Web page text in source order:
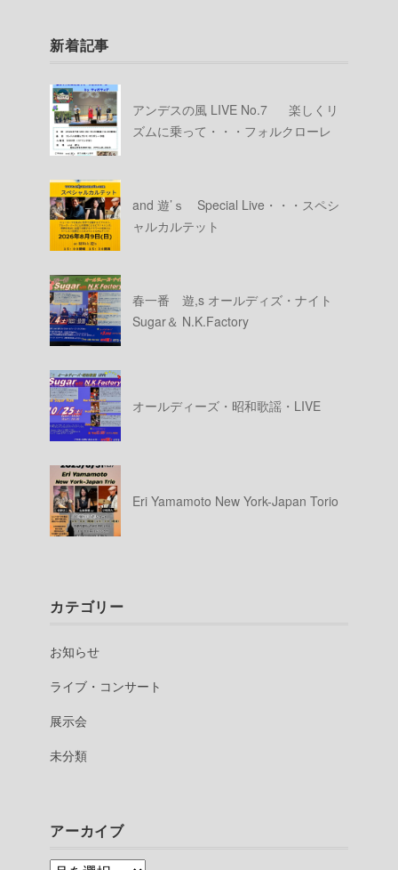
新着記事
アンデスの風 LIVE No.7 楽しくリ
ズムに乗って・・・フォルクローレ
and 遊’ｓ Special Live・・・スペシ
ャルカルテット
春一番 遊,s オールディズ・ナイト
Sugar＆ N.K.Factory
オールディーズ・昭和歌謡・LIVE
Eri Yamamoto New York-Japan Torio
カテゴリー
お知らせ
ライブ・コンサート
展示会
未分類
アーカイブ